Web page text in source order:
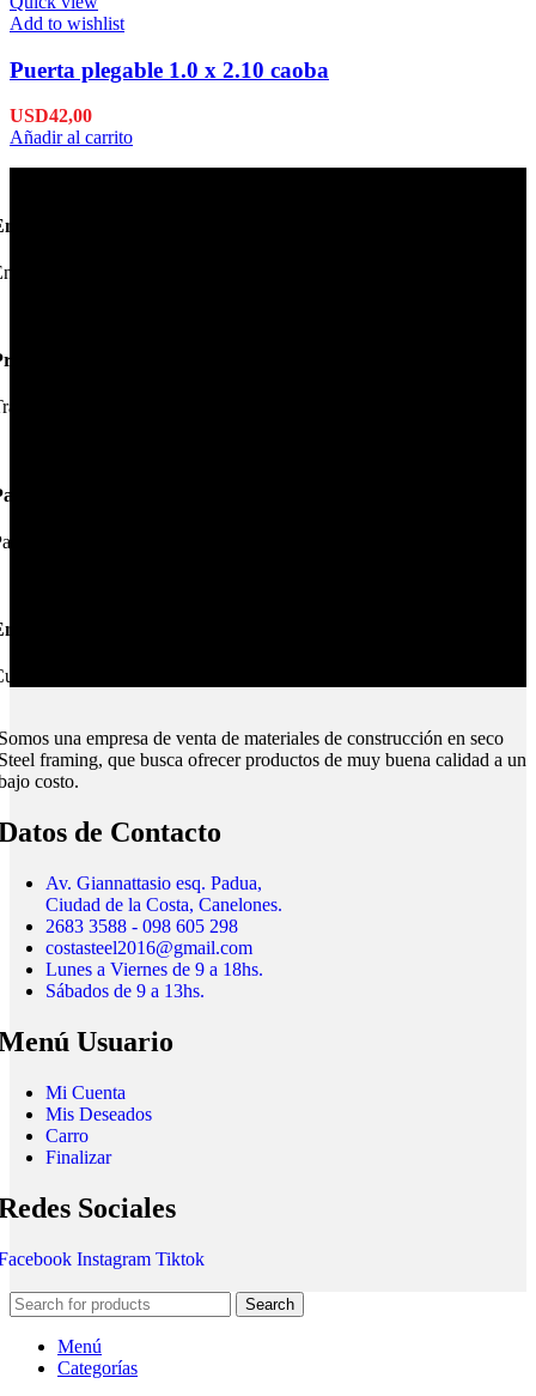
Add to wishlist
Puerta plegable 1.0 x 2.10 caoba
USD42,00
Añadir al carrito
en 24hs
su pedido en 24hs.
de Calidad
las mejores marcas.
Seguros.
online en nuestra web.
Montevideo e Interior.
todo el país.
una empresa de venta de materiales de construcción en seco
framing, que busca ofrecer productos de muy buena calidad a un
costo.
de Contacto
Av. Giannattasio esq. Padua,
Ciudad de la Costa, Canelones.
2683 3588 - 098 605 298
costasteel2016@gmail.com
Lunes a Viernes de 9 a 18hs.
Sábados de 9 a 13hs.
Usuario
Mi Cuenta
Mis Deseados
Carro
Finalizar
Sociales
Instagram Tiktok
Search
Menú
Categorías